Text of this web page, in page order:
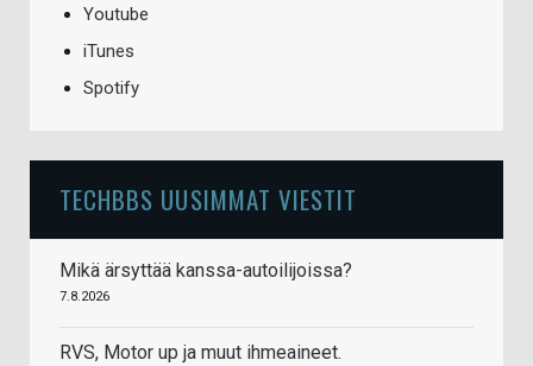
Youtube
iTunes
Spotify
TECHBBS UUSIMMAT VIESTIT
Mikä ärsyttää kanssa-autoilijoissa?
7.8.2026
RVS, Motor up ja muut ihmeaineet.